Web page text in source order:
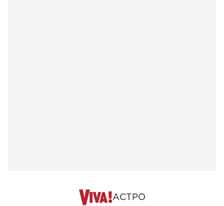
АСТРО